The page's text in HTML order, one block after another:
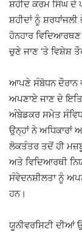
ਸ਼ਹੀਦ ਕਰਮ ਸਿੰਘ ਦੇ
ਸ਼ਹੀਦਾਂ ਨੂੰ
ਹੋਨਹਾਰ
ਚੁਣੇ ਜਾਣ ‘ਤੇ ਵਿਸ਼ੇਸ਼
ਆਪਣੇ ਸੰਬੋਧਨ ਦੌਰਾਨ
ਅਪਣਾਏ ਜਾਣ ਦੇ
ਅੰਬੇਡਕਰ ਸਮੇਤ
ਉਨ੍ਹਾਂ ਨੇ ਅਧਿਕਾਰਾਂ
ਲੋਕਤੰਤਰ ਤਦੋਂ ਹੀ
ਅਤੇ ਵਿਦਿਆਰਥੀ
ਸੰਵੇਦਨਸ਼ੀਲਤਾ ਨੂੰ
ਹਨ।
ਯੂਨੀਵਰਸਿਟੀ ਦੀਆਂ